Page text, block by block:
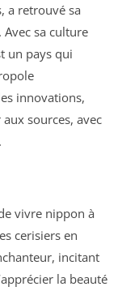
a retrouvé sa
sa culture
un pays qui
innovations,
sources, avec
vivre nippon à
cerisiers en
incitant
la beauté